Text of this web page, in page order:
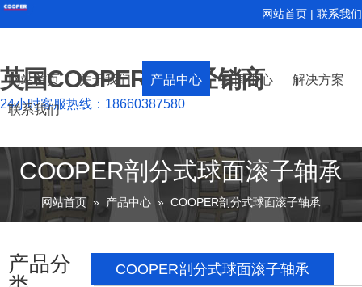
网站首页 | 联系我们
英国COOPER轴承经销商
24小时客服热线：18660387580
网站首页 关于我们 产品中心 新闻中心
解决方案
联系我们
COOPER剖分式球面滚子轴承
网站首页 » 产品中心 » COOPER剖分式球面滚子轴承
COOPER剖分式球面滚子轴承
产品分